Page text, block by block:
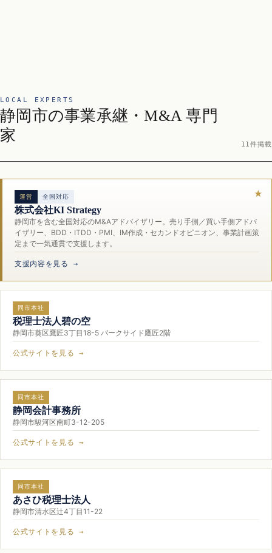
LOCAL EXPERTS
静岡市の事業承継・M&A 専門
家
11件掲載
運営 全国対応
株式会社KI Strategy
静岡市を含む全国対応のM&Aアドバイザリー。売り手側／買い手側アドバ
イザリー、BDD・ITDD・PMI、IM作成・セカンドオピニオン、事業計画策
定まで一気通貫で支援します。
支援内容を見る →
同市本社
税理士法人碧の空
静岡市葵区鷹匠3丁目18-5 パークサイド鷹匠2階
公式サイトを見る →
同市本社
静岡会計事務所
静岡市駿河区南町3-12-205
公式サイトを見る →
同市本社
あさひ税理士法人
静岡市清水区辻4丁目11-22
公式サイトを見る →